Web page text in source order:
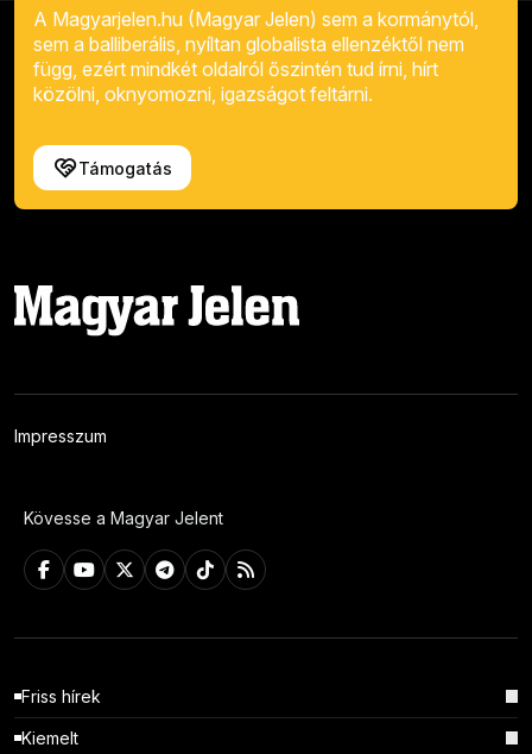
A Magyarjelen.hu (Magyar Jelen) sem a kormánytól,
sem a balliberális, nyíltan globalista ellenzéktől nem
függ, ezért mindkét oldalról őszintén tud írni, hírt
közölni, oknyomozni, igazságot feltárni.
Támogatás
Impresszum
Kövesse a Magyar Jelent
Friss hírek
Kiemelt